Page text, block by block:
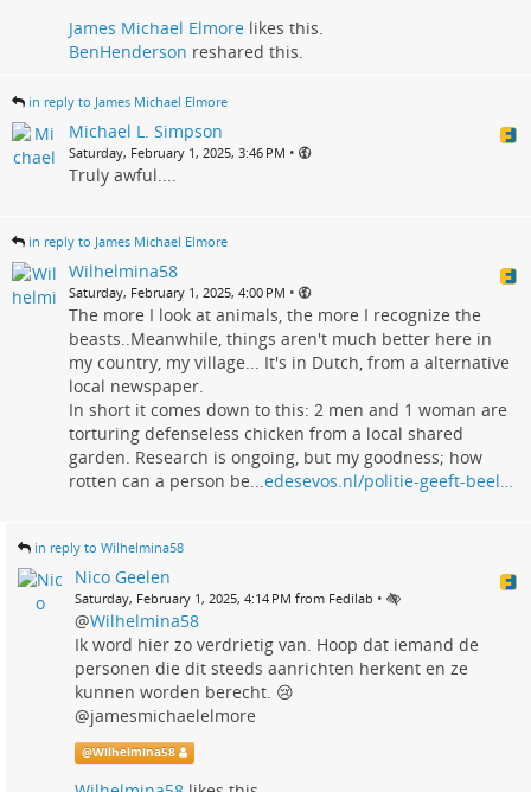
James Michael Elmore likes this.
BenHenderson reshared this.
in reply to James Michael Elmore
Michael L. Simpson
Saturday, February 1, 2025, 3:46 PM •
Truly awful....
in reply to James Michael Elmore
Wilhelmina58
Saturday, February 1, 2025, 4:00 PM •
The more I look at animals, the more I recognize the
beasts..Meanwhile, things aren't much better here in
my country, my village... It's in Dutch, from a alternative
local newspaper.
In short it comes down to this: 2 men and 1 woman are
torturing defenseless chicken from a local shared
garden. Research is ongoing, but my goodness; how
rotten can a person be...edesevos.nl/politie-geeft-beel…
in reply to Wilhelmina58
Nico Geelen
Saturday, February 1, 2025, 4:14 PM from Fedilab •
@Wilhelmina58
Ik word hier zo verdrietig van. Hoop dat iemand de
personen die dit steeds aanrichten herkent en ze
kunnen worden berecht. 😢
@jamesmichaelelmore
@Wilhelmina58